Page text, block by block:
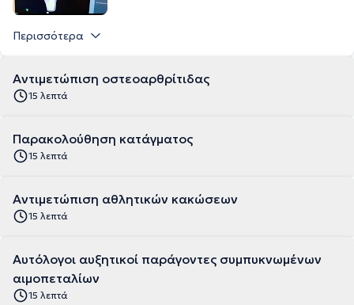
Περισσότερα
Αντιμετώπιση οστεοαρθρίτιδας
15 λεπτά
Παρακολούθηση κατάγματος
15 λεπτά
Αντιμετώπιση αθλητικών κακώσεων
15 λεπτά
Αυτόλογοι αυξητικοί παράγοντες συμπυκνωμένων
αιμοπεταλίων
15 λεπτά